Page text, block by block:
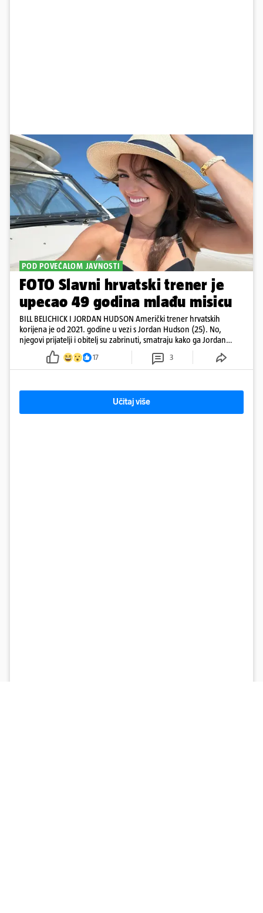
POD POVEĆALOM JAVNOSTI
FOTO Slavni hrvatski trener je
upecao 49 godina mlađu misicu
BILL BELICHICK I JORDAN HUDSON Američki trener hrvatskih
korijena je od 2021. godine u vezi s Jordan Hudson (25). No,
njegovi prijatelji i obitelj su zabrinuti, smatraju kako ga Jordan
kontrolira
17 3
Učitaj više